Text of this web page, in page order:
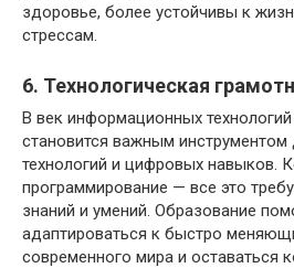
здоровье, более устойчивы к
стрессам.
6. Технологическая
В век информационных
становится важным
технологий и цифровых навыков.
программирование — все это
знаний и умений. Образование
адаптироваться к быстро
современного мира и оставаться